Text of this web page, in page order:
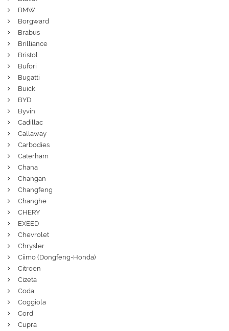
BMW
Borgward
Brabus
Brilliance
Bristol
Bufori
Bugatti
Buick
BYD
Byvin
Cadillac
Callaway
Carbodies
Caterham
Chana
Changan
Changfeng
Changhe
CHERY
EXEED
Chevrolet
Chrysler
Ciimo (Dongfeng-Honda)
Citroen
Cizeta
Coda
Coggiola
Cord
Cupra